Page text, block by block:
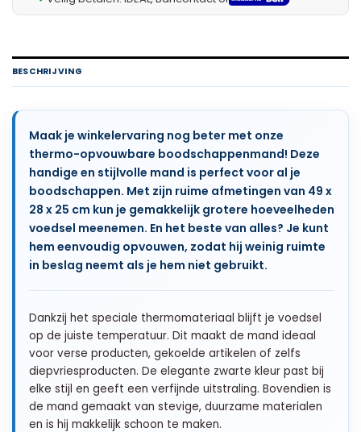
BESCHRIJVING
Maak je winkelervaring nog beter met onze
thermo-opvouwbare boodschappenmand! Deze
handige en stijlvolle mand is perfect voor al je
boodschappen. Met zijn ruime afmetingen van 49 x
28 x 25 cm kun je gemakkelijk grotere hoeveelheden
voedsel meenemen. En het beste van alles? Je kunt
hem eenvoudig opvouwen, zodat hij weinig ruimte
in beslag neemt als je hem niet gebruikt.
Dankzij het speciale thermomateriaal blijft je voedsel
op de juiste temperatuur. Dit maakt de mand ideaal
voor verse producten, gekoelde artikelen of zelfs
diepvriesproducten. De elegante zwarte kleur past bij
elke stijl en geeft een verfijnde uitstraling. Bovendien is
de mand gemaakt van stevige, duurzame materialen
en is hij makkelijk schoon te maken.